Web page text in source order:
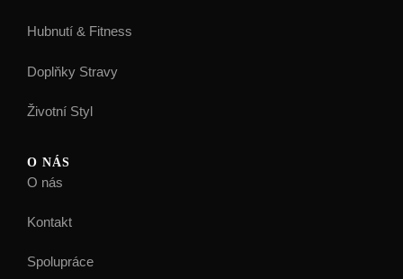
Hubnutí & Fitness
Doplňky Stravy
Životní Styl
O NÁS
O nás
Kontakt
Spolupráce